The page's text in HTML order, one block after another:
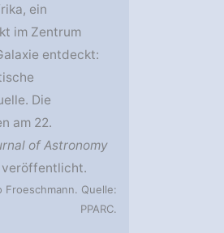
ein
im Zentrum
entdeckt:
Die
am 22.
of Astronomy
veröffentlicht.
Froeschmann. Quelle:
PPARC.